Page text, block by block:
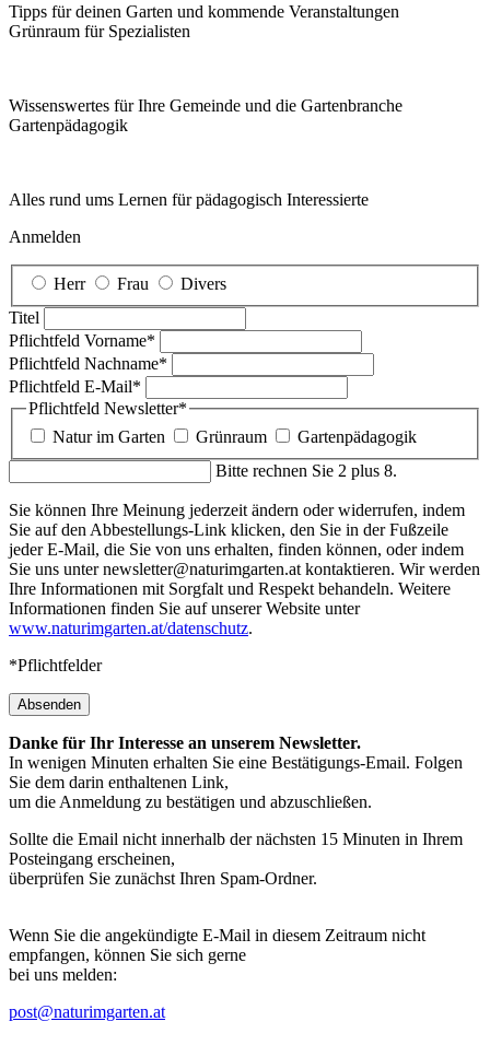
Tipps für deinen Garten und kommende Veranstaltungen
Grünraum für Spezialisten
Wissenswertes für Ihre Gemeinde und die Gartenbranche
Garten­pädagogik
Alles rund ums Lernen für pädagogisch Interessierte
Anmelden
Herr Frau
Divers
Titel
Pflichtfeld Vorname*
Pflichtfeld Nachname*
Pflichtfeld E-Mail*
Pflichtfeld Newsletter*
Natur im Garten
Grünraum
Gartenpädagogik
Bitte rechnen Sie 2 plus 8.
Sie können Ihre Meinung jederzeit ändern oder widerrufen, indem
Sie auf den Abbestellungs-Link klicken, den Sie in der Fußzeile
jeder E-Mail, die Sie von uns erhalten, finden können, oder indem
Sie uns unter newsletter@naturimgarten.at kontaktieren. Wir werden
Ihre Informationen mit Sorgfalt und Respekt behandeln. Weitere
Informationen finden Sie auf unserer Website unter
www.naturimgarten.at/datenschutz.
*Pflichtfelder
Absenden
Danke für Ihr Interesse an unserem Newsletter.
In wenigen Minuten erhalten Sie eine Bestätigungs-Email. Folgen
Sie dem darin enthaltenen Link,
um die Anmeldung zu bestätigen und abzuschließen.
Sollte die Email nicht innerhalb der nächsten 15 Minuten in Ihrem
Posteingang erscheinen,
überprüfen Sie zunächst Ihren Spam-Ordner.
Wenn Sie die angekündigte E-Mail in diesem Zeitraum nicht
empfangen, können Sie sich gerne
bei uns melden:
post@naturimgarten.at